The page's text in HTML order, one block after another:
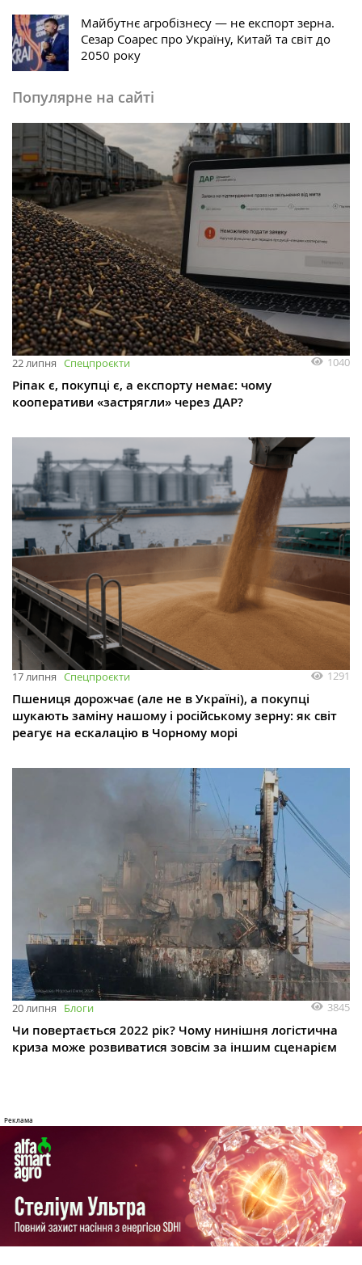
Майбутнє агробізнесу — не експорт зерна.
Сезар Соарес про Україну, Китай та світ до
2050 року
Популярне на сайті
22 липня Спецпроєкти 1040
Ріпак є, покупці є, а експорту немає: чому
кооперативи «застрягли» через ДАР?
17 липня Спецпроєкти 1291
Пшениця дорожчає (але не в Україні), а покупці
шукають заміну нашому і російському зерну: як світ
реагує на ескалацію в Чорному морі
20 липня Блоги 3845
Чи повертається 2022 рік? Чому нинішня логістична
криза може розвиватися зовсім за іншим сценарієм